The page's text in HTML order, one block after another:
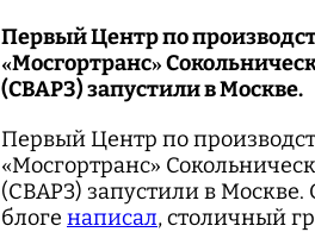
Первый Центр по
«Мосгортранс»
(СВАРЗ) запустили в Москве.
Первый Центр по
«Мосгортранс»
(СВАРЗ) запустили в Москве.
блоге написал, столичный